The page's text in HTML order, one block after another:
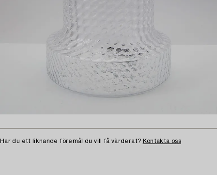
Har du ett liknande föremål du vill få värderat? Kontakta oss